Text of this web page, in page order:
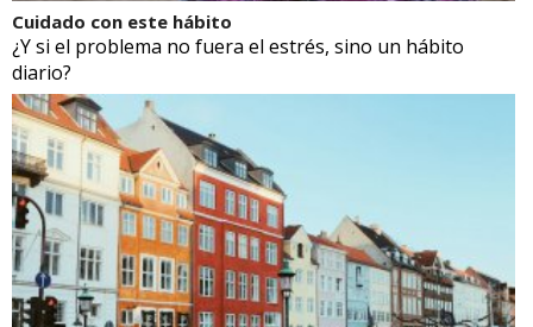
Cuidado con este hábito
¿Y si el problema no fuera el estrés, sino un hábito
diario?